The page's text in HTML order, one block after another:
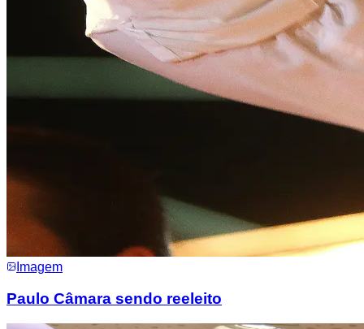
Imagem
Paulo Câmara sendo reeleito